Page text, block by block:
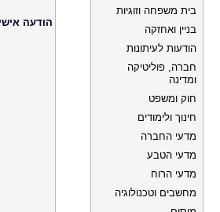
הודעה
בית משפחה וזוגיות
בניין ואחזקה
הודעות לעיתונות
חברה, פוליטיקה
ומדינה
חוק ומשפט
חינוך ולימודים
מדעי החברה
מדעי הטבע
מדעי הרוח
מחשבים וטכנולוגיה